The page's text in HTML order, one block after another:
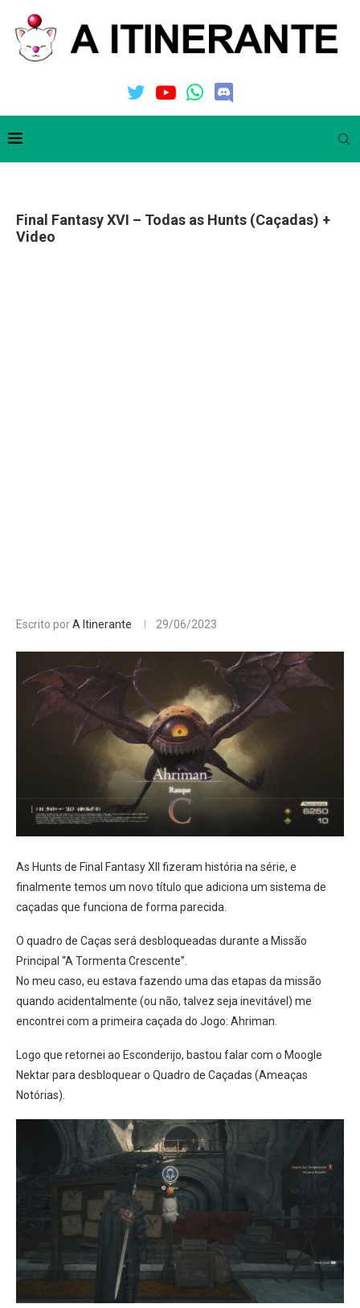
Final Fantasy XVI – Todas as Hunts (Caçadas) +
Video
Escrito porA Itinerante 29/06/2023
As Hunts de Final Fantasy XII fizeram história na série, e
finalmente temos um novo título que adiciona um sistema de
caçadas que funciona de forma parecida.
O quadro de Caças será desbloqueadas durante a Missão
Principal “A Tormenta Crescente”.
No meu caso, eu estava fazendo uma das etapas da missão
quando acidentalmente (ou não, talvez seja inevitável) me
encontrei com a primeira caçada do Jogo: Ahriman.
Logo que retornei ao Esconderijo, bastou falar com o Moogle
Nektar para desbloquear o Quadro de Caçadas (Ameaças
Notórias).